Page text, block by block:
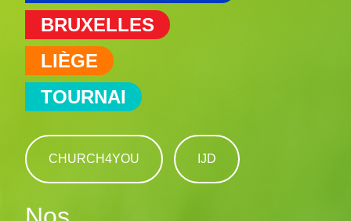
BRUXELLES
LIÈGE
TOURNAI
CHURCH4YOU IJD